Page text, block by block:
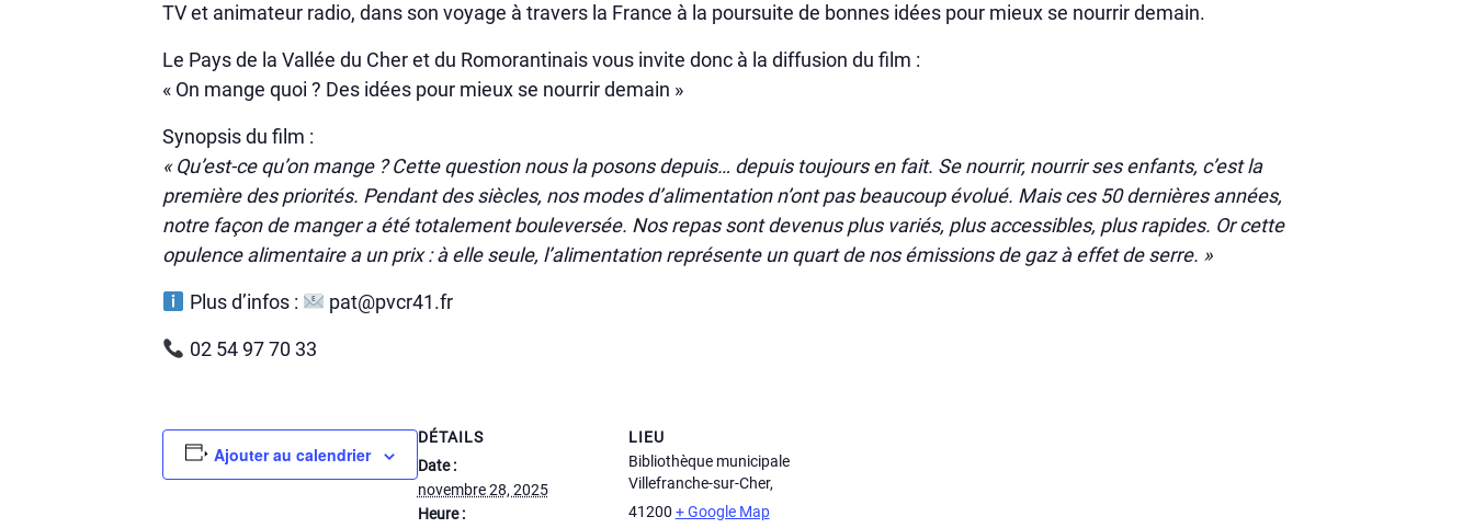
TV et animateur radio, dans son voyage à travers la France à la poursuite de bonnes idées pour mieux se nourrir demain.
Le Pays de la Vallée du Cher et du Romorantinais vous invite donc à la diffusion du film :
« On mange quoi ? Des idées pour mieux se nourrir demain »
Synopsis du film :
« Qu’est-ce qu’on mange ? Cette question nous la posons depuis… depuis toujours en fait. Se nourrir, nourrir ses enfants, c’est la
première des priorités. Pendant des siècles, nos modes d’alimentation n’ont pas beaucoup évolué. Mais ces 50 dernières années,
notre façon de manger a été totalement bouleversée. Nos repas sont devenus plus variés, plus accessibles, plus rapides. Or cette
opulence alimentaire a un prix : à elle seule, l’alimentation représente un quart de nos émissions de gaz à effet de serre. »
Plus d’infos : pat@pvcr41.fr
02 54 97 70 33
Ajouter au calendrier
DÉTAILS
Date :
novembre 28, 2025
Heure :
LIEU
Bibliothèque municipale
Villefranche-sur-Cher,
41200 + Google Map